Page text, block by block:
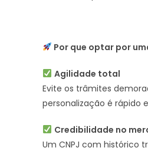
Por que optar por
Agilidade total
Evite os trâmites
personalização é rápido
Credibilidade no
Um CNPJ com histórico